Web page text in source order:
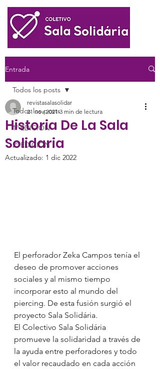
Entrada
Todos los posts
1º EDICIÓN
2º EDICIÓN
Todos los posts
Historia De La Sala
Solidaria
revistasalasolidar
21 nov 2021 3 min de lectura
Actualizado: 1 dic 2022
El perforador Zeka Campos tenía el
deseo de promover acciones
sociales y al mismo tiempo
incorporar esto al mundo del
piercing. De esta fusión surgió el
proyecto Sala Solidária.
El Colectivo Sala Solidária
promueve la solidaridad a través de
la ayuda entre perforadores y todo
el valor recaudado en cada acción